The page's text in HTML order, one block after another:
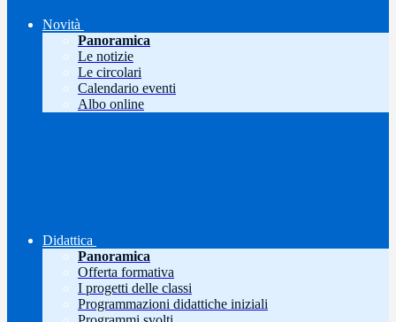
Novità
Panoramica
Le notizie
Le circolari
Calendario eventi
Albo online
Didattica
Panoramica
Offerta formativa
I progetti delle classi
Programmazioni didattiche iniziali